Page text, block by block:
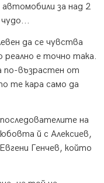
автомобили за над 2
да се чувства
реално е точно така.
по-възрастен от
те кара само да
на
й с Алексиев,
Генчев, който